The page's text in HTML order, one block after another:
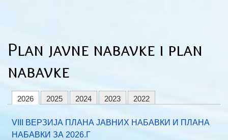
Plan javne nabavke i plan
nabavke
2026 2025 2024 2023 2022
VIII ВЕРЗИЈА ПЛАНА ЈАВНИХ НАБАВКИ И ПЛАНА
НАБАВКИ ЗА 2026.Г